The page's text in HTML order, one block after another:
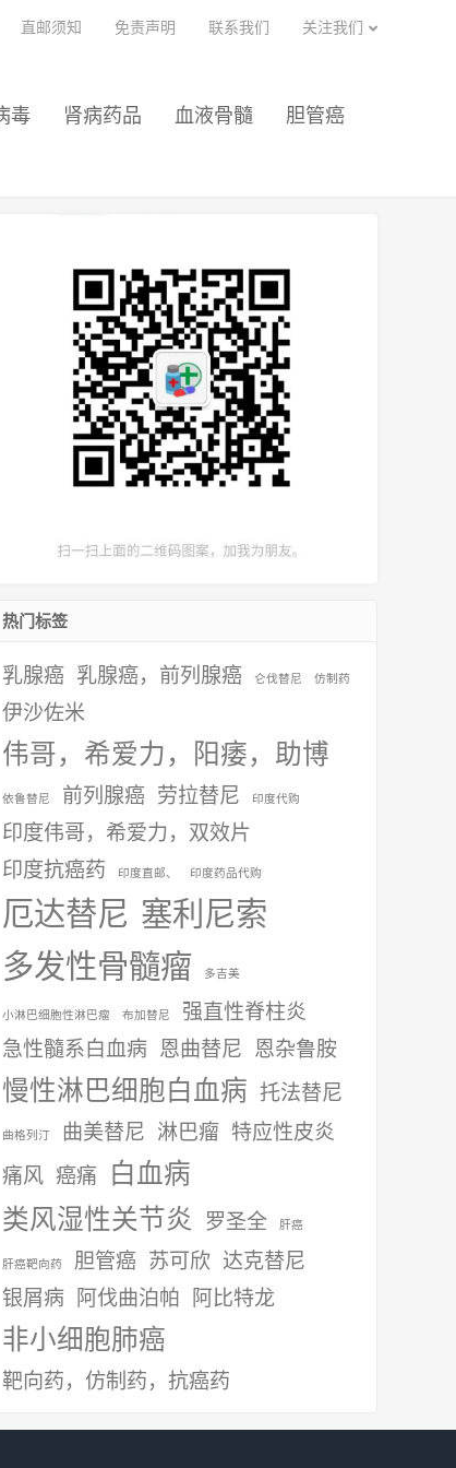
毒 肾病药品 血液骨髓
胆管癌
直邮须知 免责声明 联系我们 关注我们
热门标签
乳腺癌 乳腺癌，前列腺癌 仑伐替尼 仿制药
伊沙佐米
伟哥，希爱力，阳痿，助博
依鲁替尼 前列腺癌 劳拉替尼 印度代购
印度伟哥，希爱力，双效片
印度抗癌药
印度直邮、 印度药品代购
厄达替尼 塞利尼索
多发性骨髓瘤
多吉美
小淋巴细胞性淋巴瘤 布加替尼
强直性脊柱炎
急性髓系白血病
恩曲替尼 恩杂鲁胺
慢性淋巴细胞白血病 托法替尼
曲格列汀 曲美替尼 淋巴瘤 特应性皮炎
痛风 癌痛
白血病
类风湿性关节炎
罗圣全 肝癌
肝癌靶向药 胆管癌 苏可欣 达克替尼
银屑病
阿伐曲泊帕 阿比特龙
非小细胞肺癌
靶向药，仿制药，抗癌药